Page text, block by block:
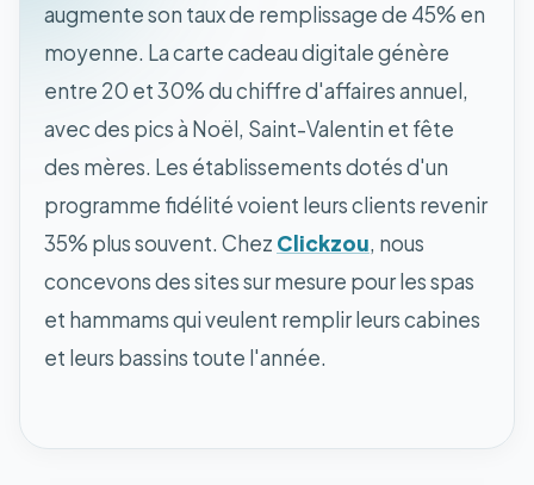
augmente son taux de remplissage de 45% en
moyenne. La carte cadeau digitale génère
entre 20 et 30% du chiffre d'affaires annuel,
avec des pics à Noël, Saint-Valentin et fête
des mères. Les établissements dotés d'un
programme fidélité voient leurs clients revenir
35% plus souvent. Chez Clickzou, nous
concevons des sites sur mesure pour les spas
et hammams qui veulent remplir leurs cabines
et leurs bassins toute l'année.